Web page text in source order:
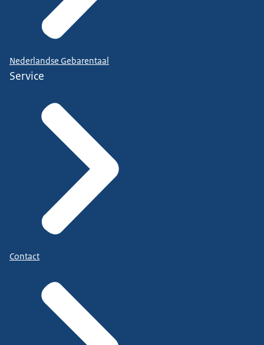
Nederlandse Gebarentaal
Service
Contact